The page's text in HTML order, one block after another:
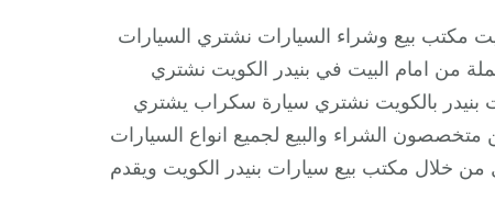
وبيع
سيارات
بنيدر
/
65514411
/
مكتب بيع وشراء السيارات نشتري السيارات
من امام البيت في بنيدر الكويت نشتري
بنيدر بالكويت نشتري سيارة سكراب يشتري
الشراء والبيع لجميع انواع السيارات
خلال مكتب بيع سيارات بنيدر الكويت ويقدم